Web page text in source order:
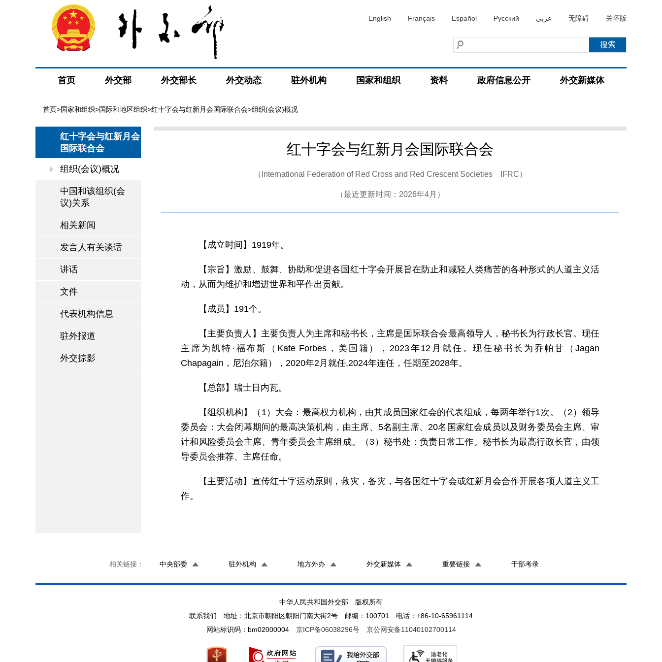
English Français Español Русский عربي 无障碍 关怀版
首页 外交部 外交部长 外交动态 驻外机构 国家和组织 资料 政府信息公开 外交新媒体
首页>国家和组织>国际和地区组织>红十字会与红新月会国际联合会>组织(会议)概况
红十字会与红新月会
国际联合会
组织(会议)概况
中国和该组织(会
议)关系
相关新闻
发言人有关谈话
讲话
文件
代表机构信息
驻外报道
外交掠影
红十字会与红新月会国际联合会
（International Federation of Red Cross and Red Crescent Societies IFRC）
（最近更新时间：2026年4月）
【成立时间】1919年。
【宗旨】激励、鼓舞、协助和促进各国红十字会开展旨在防止和减轻人类痛苦的各种形式的人道主义活
动，从而为维护和增进世界和平作出贡献。
【成员】191个。
【主要负责人】主要负责人为主席和秘书长，主席是国际联合会最高领导人，秘书长为行政长官。现任
主席为凯特·福布斯（Kate Forbes，美国籍），2023年12月就任。现任秘书长为乔帕甘（Jagan
Chapagain，尼泊尔籍），2020年2月就任,2024年连任，任期至2028年。
【总部】瑞士日内瓦。
【组织机构】（1）大会：最高权力机构，由其成员国家红会的代表组成，每两年举行1次。（2）领导
委员会：大会闭幕期间的最高决策机构，由主席、5名副主席、20名国家红会成员以及财务委员会主席、审
计和风险委员会主席、青年委员会主席组成。（3）秘书处：负责日常工作。秘书长为最高行政长官，由领
导委员会推荐、主席任命。
【主要活动】宣传红十字运动原则，救灾，备灾，与各国红十字会或红新月会合作开展各项人道主义工
作。
相关链接： 中央部委 驻外机构 地方外办 外交新媒体 重要链接 干部考录
中华人民共和国外交部 版权所有
联系我们 地址：北京市朝阳区朝阳门南大街2号 邮编：100701 电话：+86-10-65961114
网站标识码：bm02000004 京ICP备06038296号 京公网安备11040102700114